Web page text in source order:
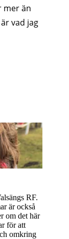
mer än
vad jag
RF.
är också
om det här
för att
omkring